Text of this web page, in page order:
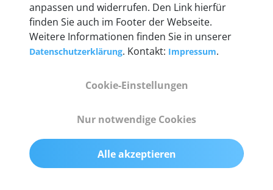
Technische Details &
Lieferumfang
Abmessungen
Gewicht
200 g
anpassen und widerrufen. Den Link hierfür
finden Sie auch im Footer der Webseite.
Weitere Informationen finden Sie in unserer
Datenschutzerklärung. Kontakt: Impressum.
Cookie-Einstellungen
Nur notwendige Cookies
Alle akzeptieren